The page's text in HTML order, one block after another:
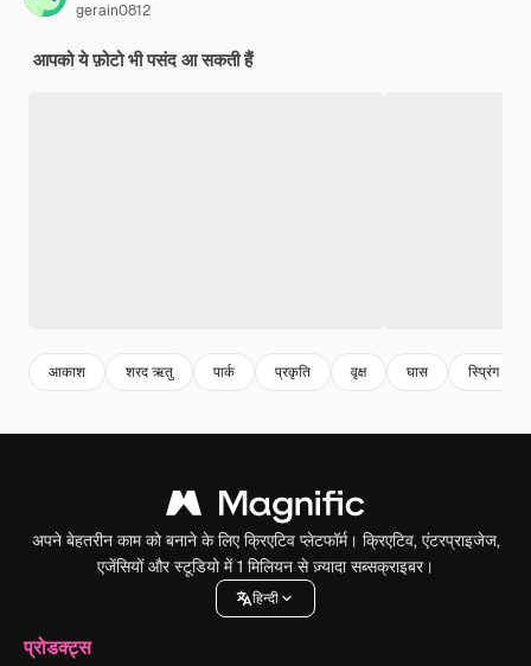
gerain0812
आपको ये फ़ोटो भी पसंद आ सकती हैं
आकाश शरद ऋतु पार्क प्रकृति वृक्ष घास स्प्रिंग
अपने बेहतरीन काम को बनाने के लिए क्रिएटिव प्लेटफॉर्म। क्रिएटिव, एंटरप्राइजेज,
एजेंसियों और स्टूडियो में 1 मिलियन से ज़्यादा सब्सक्राइबर।
हिन्दी
प्रोडक्ट्स